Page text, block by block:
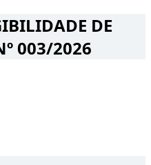
DE
003/2026